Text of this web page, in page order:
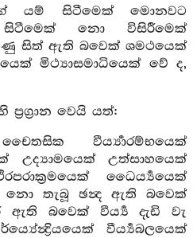
යම් සිටීමෙක් මොනවට
සිටීමෙක් නො විසිරීමෙක්
සිත් ඇති බවෙක් ශමථයෙක්
මිථ්‍යාසමාධියෙක් වේ ද,
ප්‍රග්‍රාන වෙයි යත්:
වීර්‍ය්‍යාරම්භයෙක්
උද්‍යාමයෙක් උත්සාහයෙක්
ධෛර්‍ය්‍යයෙක්
නො තැබූ ඡන්‍ද ඇති බවෙක්
ඇති බවෙක් වීර්‍ය්‍ය දැඩි වැ
වීර්‍ය්‍යබලයෙක්